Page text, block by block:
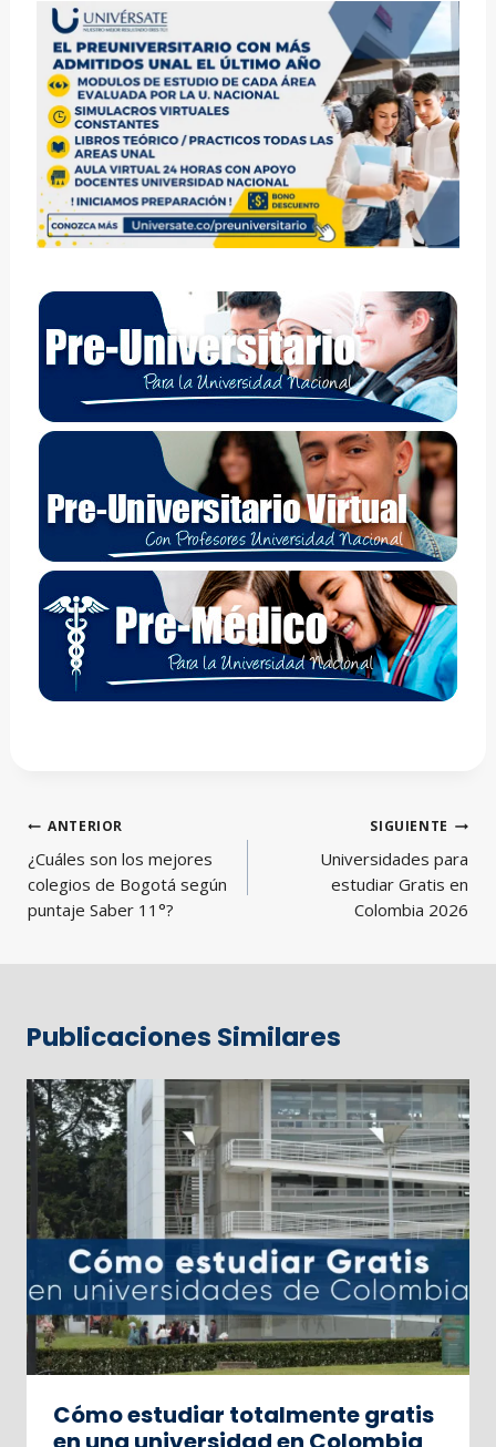
Navegación
de
entradas
ANTERIOR
¿Cuáles son los mejores
colegios de Bogotá según
puntaje Saber 11°?
SIGUIENTE
Universidades para
estudiar Gratis en
Colombia 2026
Publicaciones Similares
Cómo estudiar totalmente gratis